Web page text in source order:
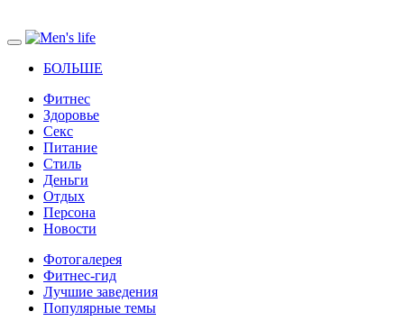
БОЛЬШЕ
Фитнес
Здоровье
Секс
Питание
Стиль
Деньги
Отдых
Персона
Новости
Фотогалерея
Фитнес-гид
Лучшие заведения
Популярные темы